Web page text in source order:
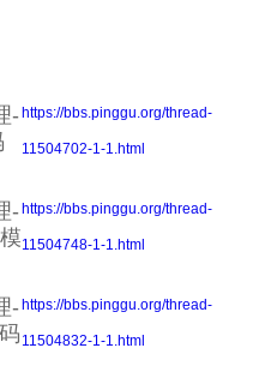
-https://bbs.pinggu.org/thread-
11504702-1-1.html
-https://bbs.pinggu.org/thread-
11504748-1-1.html
-https://bbs.pinggu.org/thread-
11504832-1-1.html